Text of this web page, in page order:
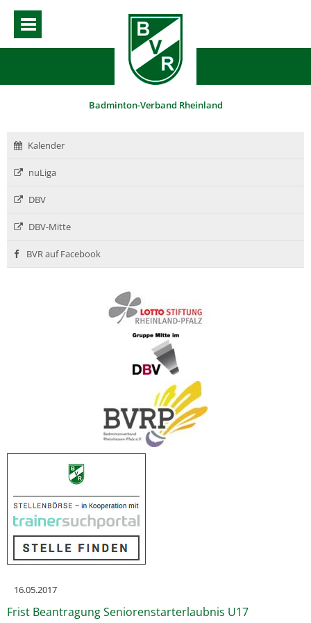
Badminton-Verband Rheinland
Kalender
nuLiga
DBV
DBV-Mitte
BVR auf Facebook
16.05.2017
Frist Beantragung Seniorenstarterlaubnis U17